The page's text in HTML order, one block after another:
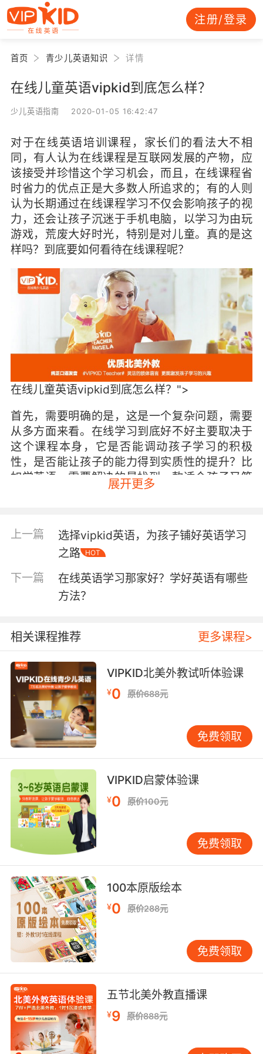
注册/登录
首页 青少儿英语知识 详情
在线儿童英语vipkid到底怎么样？
少儿英语指南 2020-01-05 16:42:47
对于在线英语培训课程，家长们的看法大不相
同，有人认为在线课程是互联网发展的产物，应
该接受并珍惜这个学习机会，而且，在线课程省
时省力的优点正是大多数人所追求的；有的人则
认为长期通过在线课程学习不仅会影响孩子的视
力，还会让孩子沉迷于手机电脑，以学习为由玩
游戏，荒废大好时光，特别是对儿童。真的是这
样吗？到底要如何看待在线课程呢？
在线儿童英语vipkid到底怎么样？">
首先，需要明确的是，这是一个复杂问题，需要
从多方面来看。在线学习到底好不好主要取决于
这个课程本身，它是否能调动孩子学习的积极
性，是否能让孩子的能力得到实质性的提升？比
如学英语，需要解决的是找到一款适合孩子又符
合条件的优质课程。在线儿童英语vipkid，就主
育标准），现又引进百年名社——牛津大学出版
社出版的教材，开发了vipkid英语全项进阶课
件，只有坚持到最后的人、只有善始善终的人才
能到达顶峰，尤其是学习，如果能从学习的过程
中源源不断地获得成就感，那么成功的可能性就
增加了一大半。有人问，在线儿童英语vipkid到
底怎么样？所有的事情只有尝试过才知道答案，
毕竟实践是检验真理的唯一标准，那些真实的口
碑不可能是空穴来风。
第三点，敢于失败。在学英语的道路上，要想前
进，必经失败。比如今天老师讲的太快听不懂，
比如这单元的单词连拼读都不会更别说记住了，
再比如小测试考砸了……诸如此类的小失败都要视
为正常，经历过就知道，越过障碍之后，就一定
会有成长和进步。
展开更多
上一篇
选择vipkid英语，为孩子铺好英语学习
之路
HOT
下一篇
在线英语学习那家好？学好英语有哪些
方法？
相关课程推荐 更多课程>
VIPKID北美外教试听体验课
¥0 原价688元
免费领取
VIPKID启蒙体验课
¥0 原价100元
免费领取
100本原版绘本
¥0 原价288元
免费领取
五节北美外教直播课
¥9 原价888元